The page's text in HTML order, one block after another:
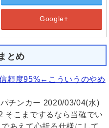
Google+
とめ
頼度95%←こういうのやめ
チンカー 2020/03/04(水)
そこまでするなら当確でい